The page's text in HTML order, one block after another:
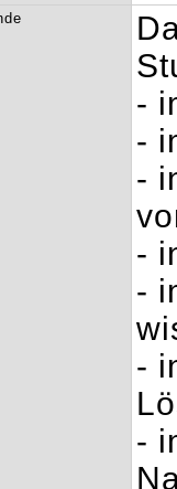
-
-
-
-
-
-
-